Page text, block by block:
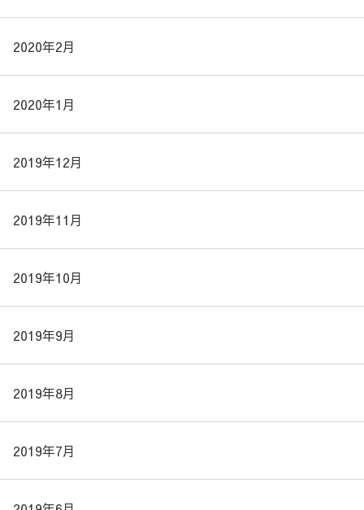
2020年2月
2020年1月
2019年12月
2019年11月
2019年10月
2019年9月
2019年8月
2019年7月